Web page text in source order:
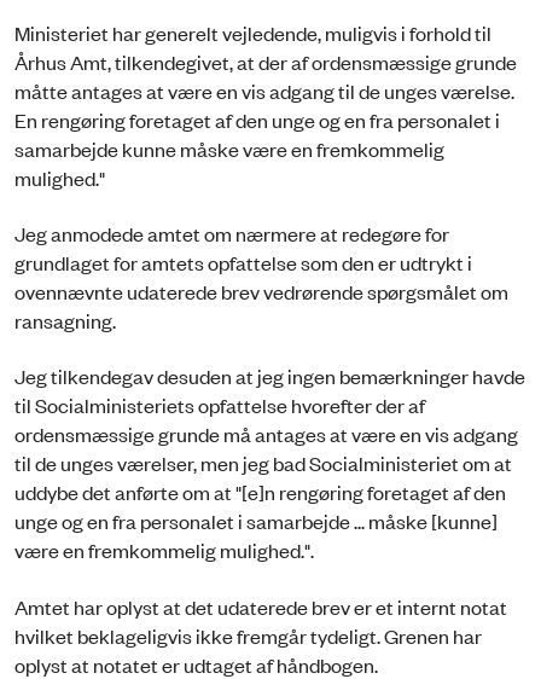
Ministeriet har generelt vejledende, muligvis i forhold til
Århus Amt, tilkendegivet, at der af ordensmæssige grunde
måtte antages at være en vis adgang til de unges værelse.
En rengøring foretaget af den unge og en fra personalet i
samarbejde kunne måske være en fremkommelig
mulighed."
Jeg anmodede amtet om nærmere at redegøre for
grundlaget for amtets opfattelse som den er udtrykt i
ovennævnte udaterede brev vedrørende spørgsmålet om
ransagning.
Jeg tilkendegav desuden at jeg ingen bemærkninger havde
til Socialministeriets opfattelse hvorefter der af
ordensmæssige grunde må antages at være en vis adgang
til de unges værelser, men jeg bad Socialministeriet om at
uddybe det anførte om at "[e]n rengøring foretaget af den
unge og en fra personalet i samarbejde ... måske [kunne]
være en fremkommelig mulighed.".
Amtet har oplyst at det udaterede brev er et internt notat
hvilket beklageligvis ikke fremgår tydeligt. Grenen har
oplyst at notatet er udtaget af håndbogen.